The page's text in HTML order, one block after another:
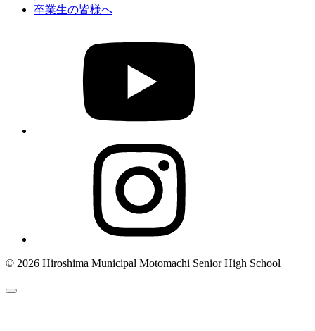
卒業生の皆様へ
© 2026 Hiroshima Municipal Motomachi Senior High School